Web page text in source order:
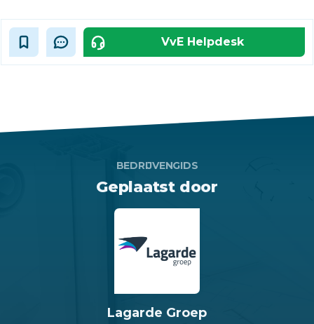
VvE Helpdesk
BEDRIJVENGIDS
Geplaatst door
Lagarde Groep